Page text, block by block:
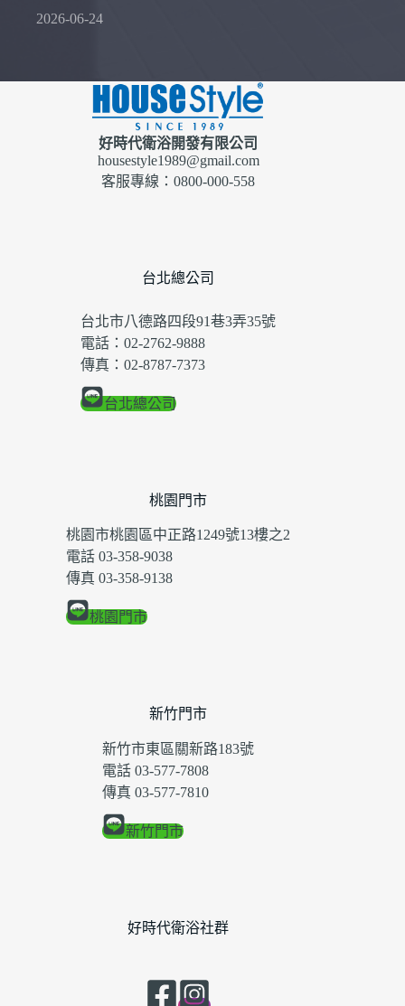
2026-06-24
好時代衛浴開發有限公司
housestyle1989@gmail.com
客服專線：0800-000-558
台北總公司
台北市八德路四段91巷3弄35號
電話：02-2762-9888
傳真：02-8787-7373
台北總公司
桃園門市
桃園市桃園區中正路1249號13樓之2
電話 03-358-9038
傳真 03-358-9138
桃園門市
新竹門市
新竹市東區關新路183號
電話 03-577-7808
傳真 03-577-7810
新竹門市
好時代衛浴社群